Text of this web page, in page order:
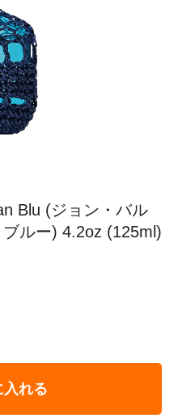
Blu (ジョン・バル
ルー) 4.2oz (125ml)
入れる